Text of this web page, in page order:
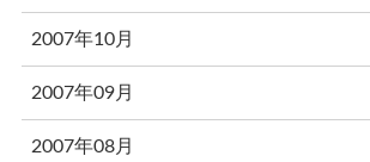
2007年10月
2007年09月
2007年08月